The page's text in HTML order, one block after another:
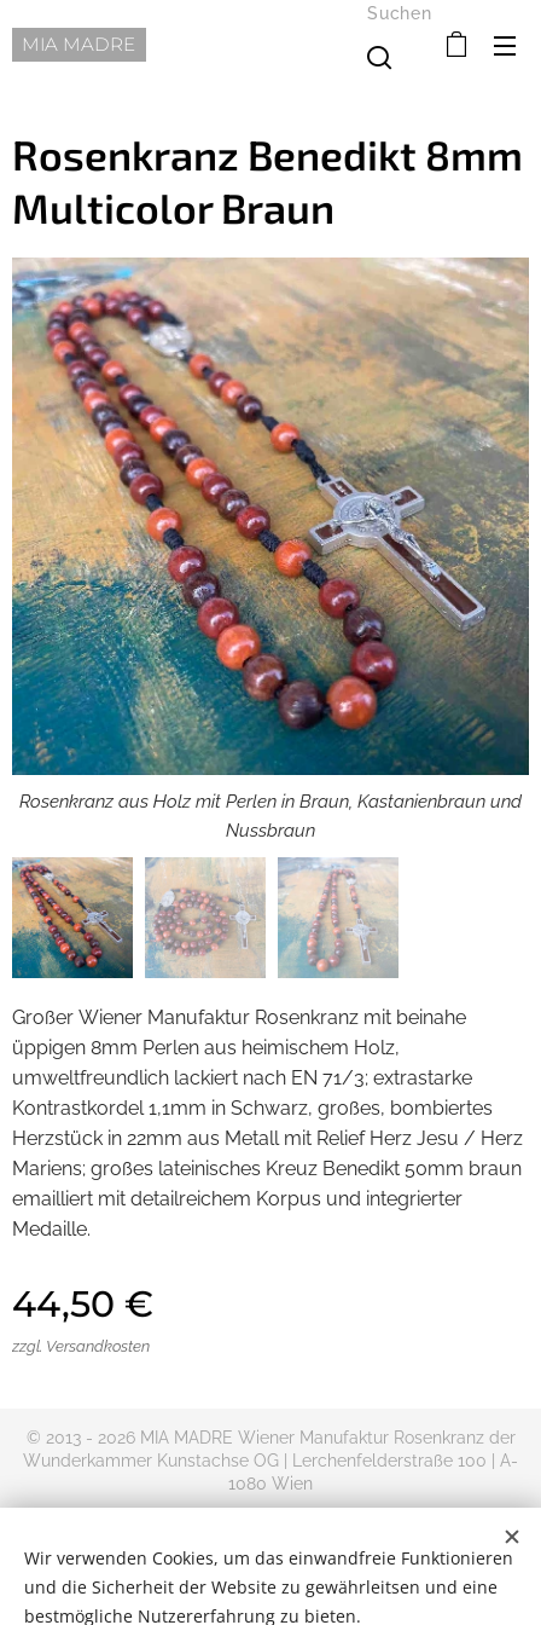
MIA MADRE
Suchen
Rosenkranz Benedikt 8mm
Multicolor Braun
Rosenkranz aus Holz mit Perlen in Braun, Kastanienbraun und
Nussbraun
Großer Rosenkranz mit Herz Jesu Herzstück und emailliertem
Kreuz
Brauner großer Rosenkranz mit braun emailliertem lateinischen
Kreuz
Großer Wiener Manufaktur Rosenkranz mit beinahe
üppigen 8mm Perlen aus heimischem Holz,
umweltfreundlich lackiert nach EN 71/3; extrastarke
Kontrastkordel 1,1mm in Schwarz, großes, bombiertes
Herzstück in 22mm aus Metall mit Relief Herz Jesu / Herz
Mariens; großes lateinisches Kreuz Benedikt 50mm braun
emailliert mit detailreichem Korpus und integrierter
Medaille.
44,50 €
zzgl. Versandkosten
© 2013 - 2026 MIA MADRE Wiener Manufaktur Rosenkranz der
Wunderkammer Kunstachse OG | Lerchenfelderstraße 100 | A-
1080 Wien
Rosenkranz kaufen im Online Shop | Versand Deutschland,
Österreich und Rest-Europa
Kontakt | Impressum|Allgemeine
Wir verwenden Cookies, um das einwandfreie Funktionieren
und die Sicherheit der Website zu gewährleitsen und eine
bestmögliche Nutzererfahrung zu bieten.